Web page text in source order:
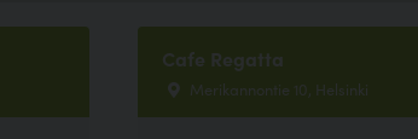
Cafe Regatta
Merikannontie 10, Helsinki